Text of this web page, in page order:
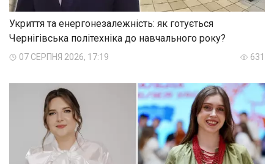
Укриття та енергонезалежність: як готується
Чернігівська політехніка до навчального року?
07 СЕРПНЯ 2026, 17:19 631